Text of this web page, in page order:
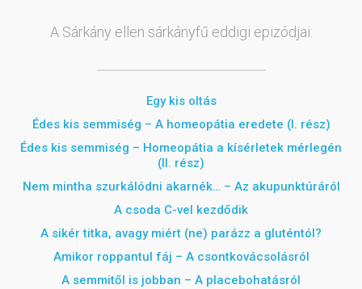
A Sárkány ellen sárkányfű eddigi epizódjai:
Egy kis oltás
Édes kis semmiség – A homeopátia eredete (I. rész)
Édes kis semmiség – Homeopátia a kísérletek mérlegén
(II. rész)
Nem mintha szurkálódni akarnék… – Az akupunktúráról
A csoda C-vel kezdődik
A sikér titka, avagy miért (ne) parázz a gluténtól?
Amikor roppantul fáj – A csontkovácsolásról
A semmitől is jobban – A placebohatásról